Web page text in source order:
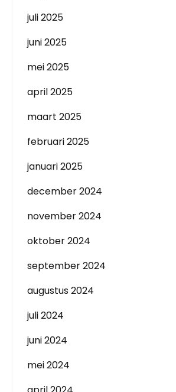
juli 2025
juni 2025
mei 2025
april 2025
maart 2025
februari 2025
januari 2025
december 2024
november 2024
oktober 2024
september 2024
augustus 2024
juli 2024
juni 2024
mei 2024